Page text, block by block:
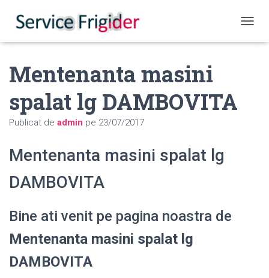
Mentenanta masini
spalat lg DAMBOVITA
Publicat de admin pe 23/07/2017
Mentenanta masini spalat lg
DAMBOVITA
Bine ati venit pe pagina noastra de
Mentenanta masini spalat lg
DAMBOVITA